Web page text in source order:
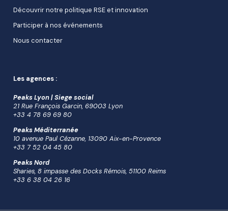
Découvrir notre politique RSE et innovation
Participer à nos événements
Nous contacter
Les agences :
Peaks Lyon | Siege social
21 Rue François Garcin, 69003 Lyon
+33 4 78 69 69 80
Peaks Méditerranée
10 avenue Paul Cézanne, 13090 Aix-en-Provence
+33 7 52 04 45 80
Peaks Nord
Sharies, 8 impasse des Docks Rémois, 51100 Reims
+33 6 38 04 26 16